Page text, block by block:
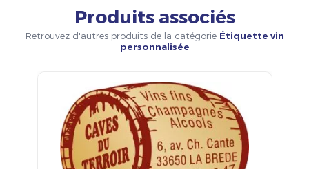
Produits associés
Retrouvez d'autres produits de la catégorie Étiquette vin
personnalisée